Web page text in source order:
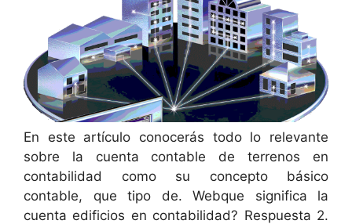
En este artículo conocerás todo lo relevante
sobre la cuenta contable de terrenos en
contabilidad como su concepto básico
contable, que tipo de. Webque significa la
cuenta edificios en contabilidad? Respuesta 2.